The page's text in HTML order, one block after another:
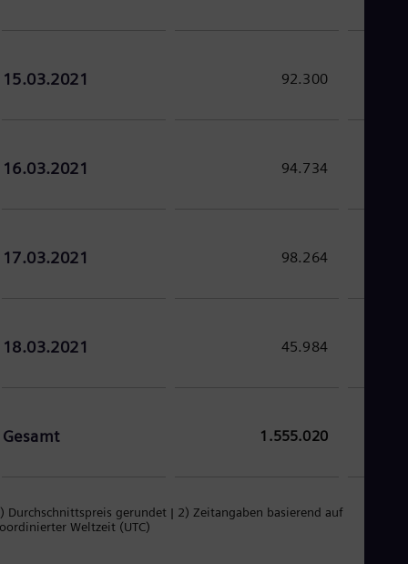
15.03.2021 92.300
16.03.2021 94.734
17.03.2021 98.264
18.03.2021 45.984
Gesamt 1.555.020
Durchschnittspreis gerundet | 2) Zeitangaben basierend auf
Weltzeit (UTC)